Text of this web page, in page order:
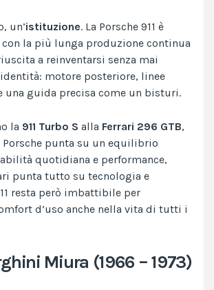
un’istituzione. La Porsche 911 è
con la più lunga produzione continua
a reinventarsi senza mai
motore posteriore, linee
una guida precisa come un bisturi.
la 911 Turbo S alla Ferrari 296 GTB,
Porsche punta su un equilibrio
quotidiana e performance,
punta tutto su tecnologia e
resta però imbattibile per
d’uso anche nella vita di tutti i
Miura (1966 – 1973)